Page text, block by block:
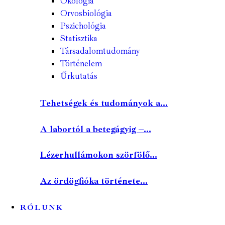
Orvosbiológia
Pszichológia
Statisztika
Társadalomtudomány
Történelem
Űrkutatás
Tehetségek és tudományok a...
A labortól a betegágyig –...
Lézerhullámokon szörfölő...
Az ördögfióka története...
RÓLUNK